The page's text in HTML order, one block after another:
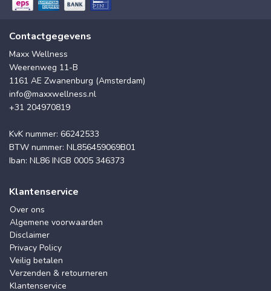
Contactgegevens
Maxx Wellness
Weerenweg 11-B
1161 AE Zwanenburg (Amsterdam)
info@maxxwellness.nl
+31 204970819
KvK nummer: 66242533
BTW nummer: NL856459069B01
Iban: NL86 INGB 0005 346373
Klantenservice
Over ons
Algemene voorwaarden
Disclaimer
Privacy Policy
Veilig betalen
Verzenden & retourneren
Klantenservice